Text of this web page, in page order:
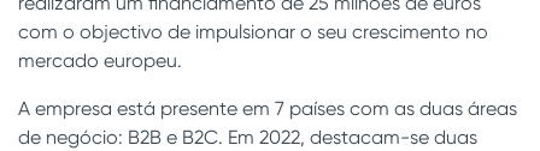
com o objectivo de impulsionar o seu crescimento no
mercado europeu.
A empresa está presente em 7 países com as duas áreas
de negócio: B2B e B2C. Em 2022, destacam-se duas